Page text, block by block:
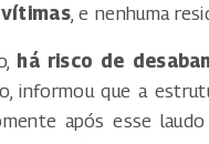
, e nenhuma
há risco de
informou que a
após esse